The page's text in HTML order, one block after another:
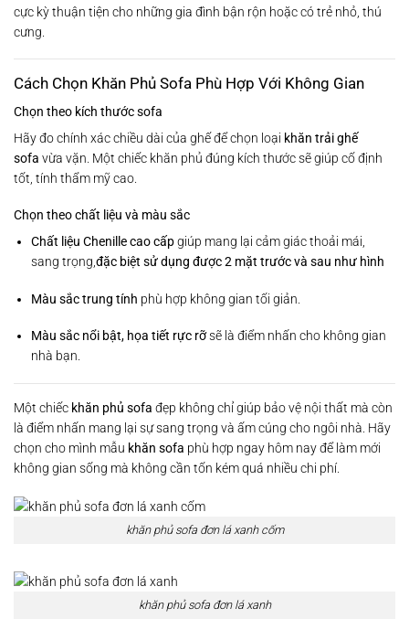
cực kỳ thuận tiện cho những gia đình bận rộn hoặc có trẻ nhỏ, thú
cưng.
Cách Chọn Khăn Phủ Sofa Phù Hợp Với Không Gian
Chọn theo kích thước sofa
Hãy đo chính xác chiều dài của ghế để chọn loại khăn trải ghế
sofa vừa vặn. Một chiếc khăn phủ đúng kích thước sẽ giúp cố định
tốt, tính thẩm mỹ cao.
Chọn theo chất liệu và màu sắc
Chất liệu Chenille cao cấpgiúp mang lại cảm giác thoải mái,
sang trọng,đặc biệt sử dụng được 2 mặt trước và sau như hình
Màu sắc trung tính phù hợp không gian tối giản.
Màu sắc nổi bật, họa tiết rực rỡsẽ là điểm nhấn cho không gian
nhà bạn.
Một chiếc khăn phủ sofa đẹp không chỉ giúp bảo vệ nội thất mà còn
là điểm nhấn mang lại sự sang trọng và ấm cúng cho ngôi nhà. Hãy
chọn cho mình mẫu khăn sofa phù hợp ngay hôm nay để làm mới
không gian sống mà không cần tốn kém quá nhiều chi phí.
khăn phủ sofa đơn lá xanh cốm
khăn phủ sofa đơn lá xanh